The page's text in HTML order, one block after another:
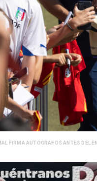
FIRMA AUTÓGRAFOS ANTES DEL